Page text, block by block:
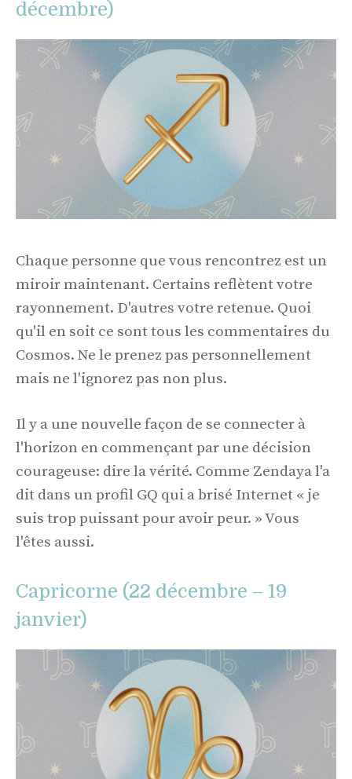
décembre)
Chaque personne que vous rencontrez est un
miroir maintenant. Certains reflètent votre
rayonnement. D'autres votre retenue. Quoi
qu'il en soit ce sont tous les commentaires du
Cosmos. Ne le prenez pas personnellement
mais ne l'ignorez pas non plus.
Il y a une nouvelle façon de se connecter à
l'horizon en commençant par une décision
courageuse: dire la vérité. Comme Zendaya l'a
dit dans un profil GQ qui a brisé Internet « je
suis trop puissant pour avoir peur. » Vous
l'êtes aussi.
Capricorne (22 décembre – 19
janvier)